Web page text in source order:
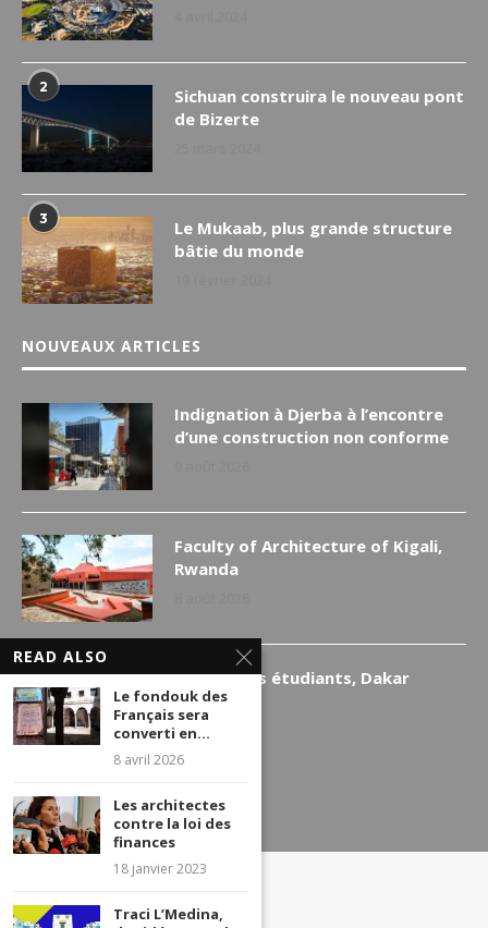
2
Sichuan construira le nouveau pont
de Bizerte
3
Le Mukaab, plus grande structure
bâtie du monde
NOUVEAUX ARTICLES
Indignation à Djerba à l’encontre
d’une construction non conforme
Faculty of Architecture of Kigali,
Rwanda
Logements étudiants, Dakar
7 août 2026
READ ALSO
Le fondouk des
Français sera
converti en...
8 avril 2026
Les architectes
contre la loi des
finances
18 janvier 2023
Traci L’Medina,